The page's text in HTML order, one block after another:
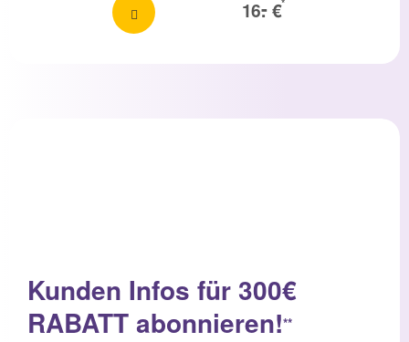
16.- €
*
Kunden Infos für 300€
RABATT abonnieren!**